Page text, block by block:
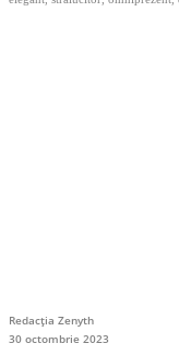
Redacția Zenyth
30 octombrie 2023